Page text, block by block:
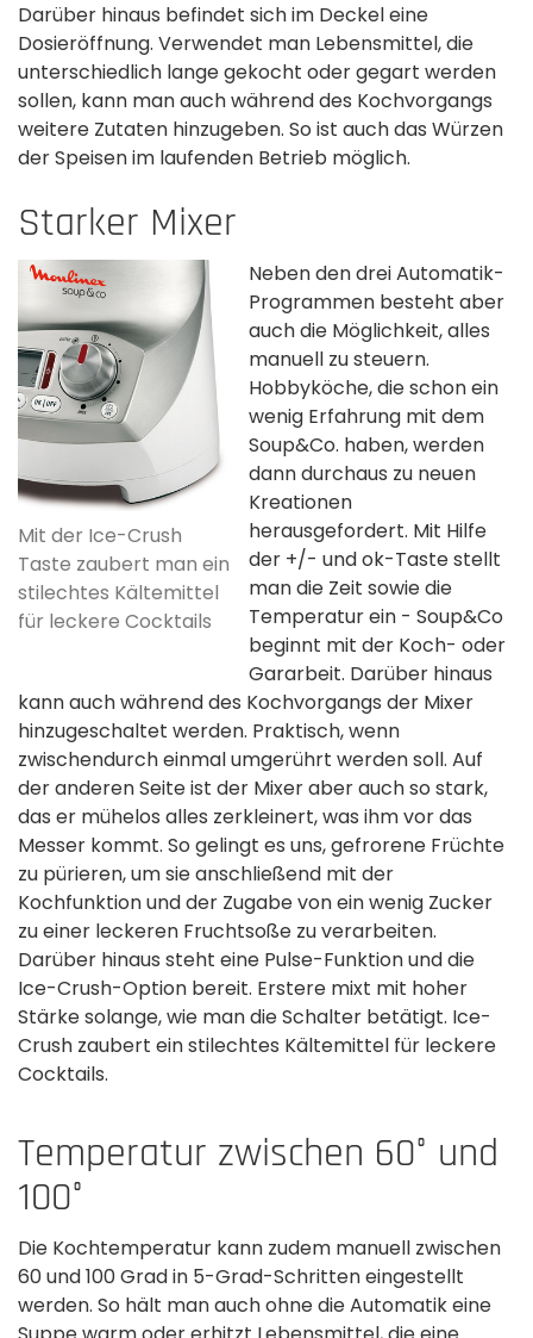
Darüber hinaus befindet sich im Deckel eine
Dosieröffnung. Verwendet man Lebensmittel, die
unterschiedlich lange gekocht oder gegart werden
sollen, kann man auch während des Kochvorgangs
weitere Zutaten hinzugeben. So ist auch das Würzen
der Speisen im laufenden Betrieb möglich.
Starker Mixer
Mit der Ice-Crush
Taste zaubert man ein
stilechtes Kältemittel
für leckere Cocktails
Neben den drei Automatik-
Programmen besteht aber
auch die Möglichkeit, alles
manuell zu steuern.
Hobbyköche, die schon ein
wenig Erfahrung mit dem
Soup&Co. haben, werden
dann durchaus zu neuen
Kreationen
herausgefordert. Mit Hilfe
der +/- und ok-Taste stellt
man die Zeit sowie die
Temperatur ein - Soup&Co
beginnt mit der Koch- oder
Gararbeit. Darüber hinaus
kann auch während des Kochvorgangs der Mixer
hinzugeschaltet werden. Praktisch, wenn
zwischendurch einmal umgerührt werden soll. Auf
der anderen Seite ist der Mixer aber auch so stark,
das er mühelos alles zerkleinert, was ihm vor das
Messer kommt. So gelingt es uns, gefrorene Früchte
zu pürieren, um sie anschließend mit der
Kochfunktion und der Zugabe von ein wenig Zucker
zu einer leckeren Fruchtsoße zu verarbeiten.
Darüber hinaus steht eine Pulse-Funktion und die
Ice-Crush-Option bereit. Erstere mixt mit hoher
Stärke solange, wie man die Schalter betätigt. Ice-
Crush zaubert ein stilechtes Kältemittel für leckere
Cocktails.
Temperatur zwischen 60° und
100°
Die Kochtemperatur kann zudem manuell zwischen
60 und 100 Grad in 5-Grad-Schritten eingestellt
werden. So hält man auch ohne die Automatik eine